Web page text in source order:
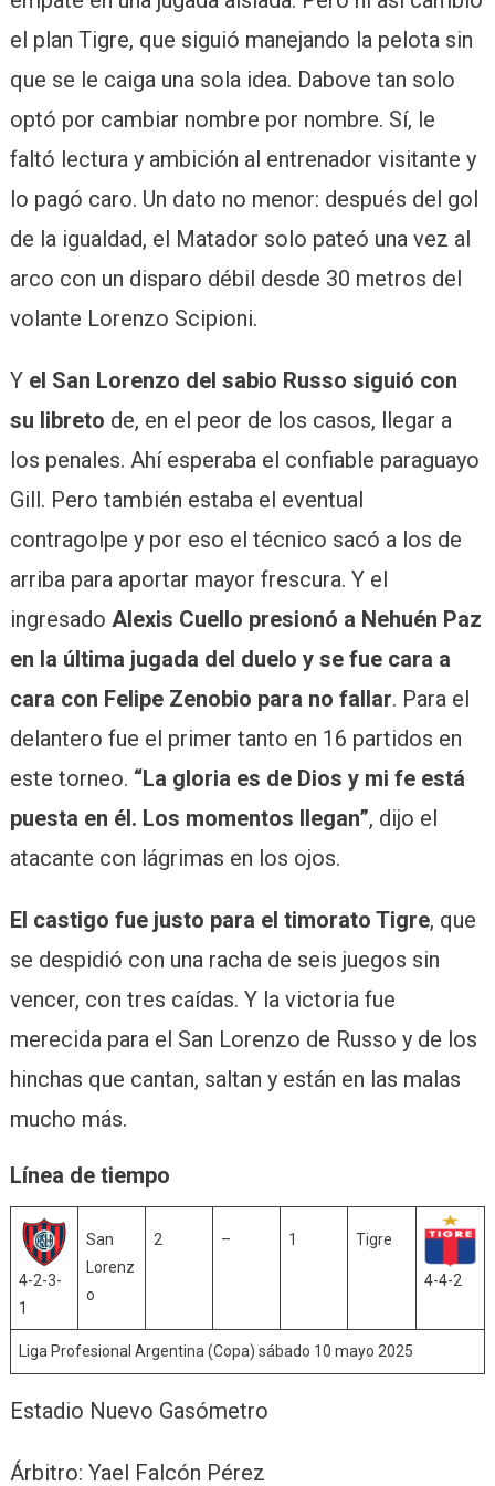
el plan Tigre, que siguió manejando la pelota sin
que se le caiga una sola idea. Dabove tan solo
optó por cambiar nombre por nombre. Sí, le
faltó lectura y ambición al entrenador visitante y
lo pagó caro. Un dato no menor: después del gol
de la igualdad, el Matador solo pateó una vez al
arco con un disparo débil desde 30 metros del
volante Lorenzo Scipioni.
Y el San Lorenzo del sabio Russo siguió con
su libreto de, en el peor de los casos, llegar a
los penales. Ahí esperaba el confiable paraguayo
Gill. Pero también estaba el eventual
contragolpe y por eso el técnico sacó a los de
arriba para aportar mayor frescura. Y el
ingresado Alexis Cuello presionó a Nehuén Paz
en la última jugada del duelo y se fue cara a
cara con Felipe Zenobio para no fallar. Para el
delantero fue el primer tanto en 16 partidos en
este torneo. “La gloria es de Dios y mi fe está
puesta en él. Los momentos llegan”, dijo el
atacante con lágrimas en los ojos.
El castigo fue justo para el timorato Tigre, que
se despidió con una racha de seis juegos sin
vencer, con tres caídas. Y la victoria fue
merecida para el San Lorenzo de Russo y de los
hinchas que cantan, saltan y están en las malas
mucho más.
Línea de tiempo
4-2-3-
1
San
Lorenz
o
2 – 1 Tigre
4-4-2
Liga Profesional Argentina (Copa) sábado 10 mayo 2025
Estadio Nuevo Gasómetro
Árbitro: Yael Falcón Pérez